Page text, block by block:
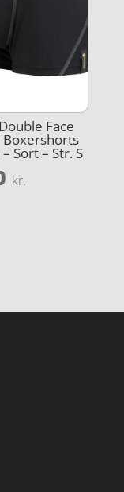
Face
Boxershorts
Sort – Str. S
kr.